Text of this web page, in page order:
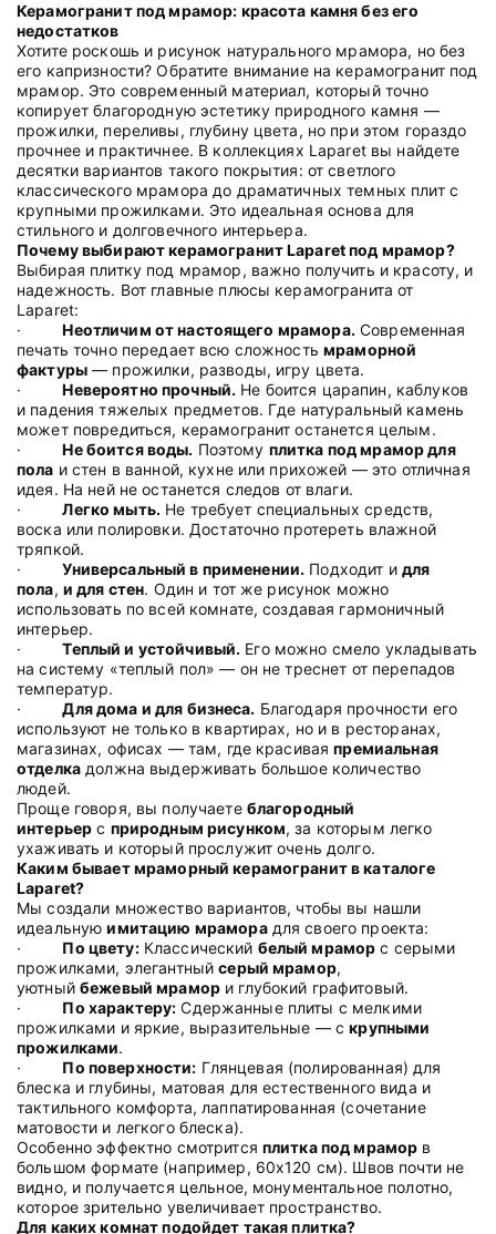
Керамогранит под мрамор: красота камня без его
недостатков
Хотите роскошь и рисунок натурального мрамора, но без
его капризности? Обратите внимание на керамогранит под
мрамор. Это современный материал, который точно
копирует благородную эстетику природного камня —
прожилки, переливы, глубину цвета, но при этом гораздо
прочнее и практичнее. В коллекциях Laparet вы найдете
десятки вариантов такого покрытия: от светлого
классического мрамора до драматичных темных плит с
крупными прожилками. Это идеальная основа для
стильного и долговечного интерьера.
Почему выбирают керамогранит Laparet под мрамор?
Выбирая плитку под мрамор, важно получить и красоту, и
надежность. Вот главные плюсы керамогранита от
Laparet:
·Неотличим от настоящего мрамора. Современная
печать точно передает всю сложностьмраморной
фактуры— прожилки, разводы, игру цвета.
·Невероятно прочный. Не боится царапин, каблуков
и падения тяжелых предметов. Где натуральный камень
может повредиться, керамогранит останется целым.
·Не боится воды. Поэтому плитка под мрамор для
пола и стен в ванной, кухне или прихожей — это отличная
идея. На ней не останется следов от влаги.
·Легко мыть. Не требует специальных средств,
воска или полировки. Достаточно протереть влажной
тряпкой.
·Универсальный в применении. Подходит и для
пола, и для стен. Один и тот же рисунок можно
использовать по всей комнате, создавая гармоничный
интерьер.
·Теплый и устойчивый. Его можно смело укладывать
на систему «теплый пол» — он не треснет от перепадов
температур.
·Для дома и для бизнеса. Благодаря прочности его
используют не только в квартирах, но и в ресторанах,
магазинах, офисах — там, где красиваяпремиальная
отделкадолжна выдерживать большое количество
людей.
Проще говоря, вы получаете благородный
интерьер с природным рисунком, за которым легко
ухаживать и который прослужит очень долго.
Каким бывает мраморный керамогранит в каталоге
Laparet?
Мы создали множество вариантов, чтобы вы нашли
идеальнуюимитацию мраморадля своего проекта:
· По цвету:Классический белый мрамор с серыми
прожилками, элегантныйсерый мрамор,
уютный бежевый мрамори глубокий графитовый.
· По характеру: Сдержанные плиты с мелкими
прожилками и яркие, выразительные — скрупными
прожилками.
· По поверхности: Глянцевая (полированная) для
блеска и глубины, матовая для естественного вида и
тактильного комфорта, лаппатированная (сочетание
матовости и легкого блеска).
Особенно эффектно смотрится плитка под мрамор в
большом формате (например, 60х120 см). Швов почти не
видно, и получается цельное, монументальное полотно,
которое зрительно увеличивает пространство.
Для каких комнат подойдет такая плитка?